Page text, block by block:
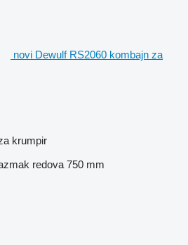
novi Dewulf RS2060 kombajn za
krumpir
redova 750 mm